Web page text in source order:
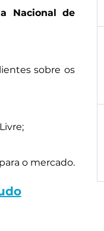
Nacional de
sobre os
o mercado.